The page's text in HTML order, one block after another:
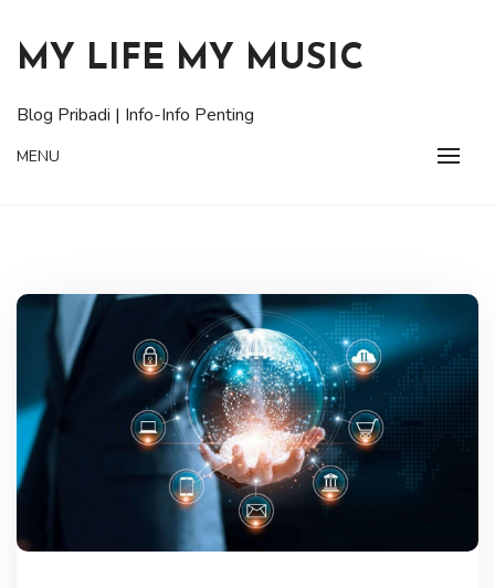
content
MY LIFE MY MUSIC
Blog Pribadi | Info-Info Penting
MENU